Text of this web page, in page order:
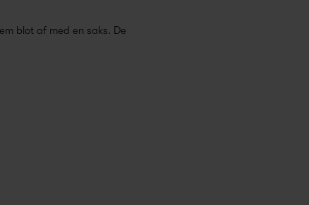
blot af med en saks. De